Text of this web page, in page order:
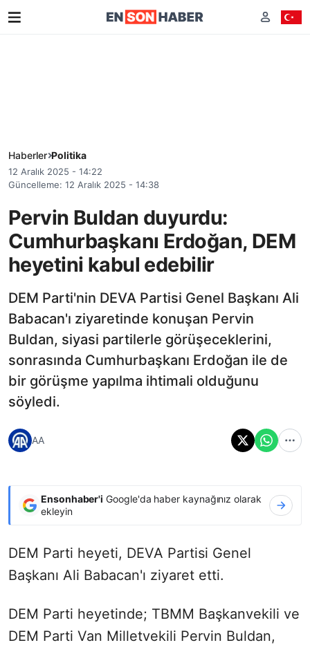
Haberler Politika
12 Aralık 2025 - 14:22
Güncelleme: 12 Aralık 2025 - 14:38
Pervin Buldan duyurdu:
Cumhurbaşkanı Erdoğan, DEM
heyetini kabul edebilir
DEM Parti'nin DEVA Partisi Genel Başkanı Ali
Babacan'ı ziyaretinde konuşan Pervin
Buldan, siyasi partilerle görüşeceklerini,
sonrasında Cumhurbaşkanı Erdoğan ile de
bir görüşme yapılma ihtimali olduğunu
söyledi.
AA
Ensonhaber'i Google'da haber kaynağınız olarak
ekleyin
DEM Parti heyeti, DEVA Partisi Genel
Başkanı Ali Babacan'ı ziyaret etti.
DEM Parti heyetinde; TBMM Başkanvekili ve
DEM Parti Van Milletvekili Pervin Buldan,